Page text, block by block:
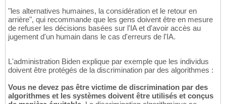
"les alternatives humaines, la considération et le retour en
arrière", qui recommande que les gens doivent être en mesure
de refuser les décisions basées sur l'IA et d'avoir accès au
jugement d'un humain dans le cas d'erreurs de l'IA.
L'administration Biden explique par exemple que les individus
doivent être protégés de la discrimination par des algorithmes :
Vous ne devez pas être victime de discrimination par des
algorithmes et les systèmes doivent être utilisés et conçus